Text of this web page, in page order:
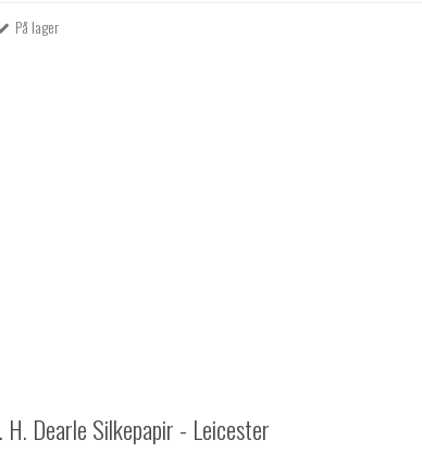
På lager
H. Dearle Silkepapir - Leicester